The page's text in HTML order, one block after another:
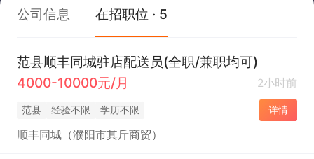
公司信息 在招职位 · 5
范县顺丰同城驻店配送员(全职/兼职均可)
4000-10000元/月
2小时前
范县 经验不限 学历不限 详情
顺丰同城（濮阳市其斤商贸）